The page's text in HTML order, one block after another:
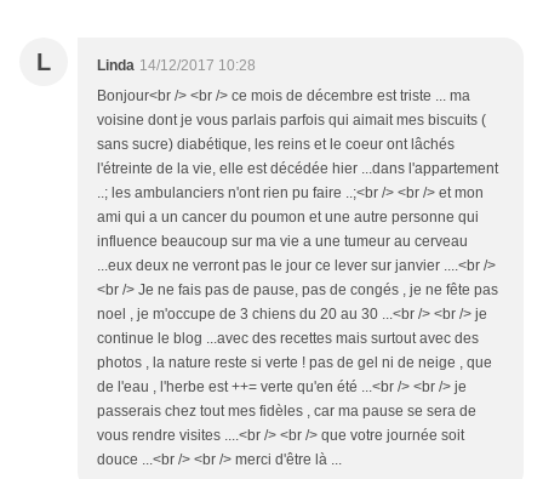
L Linda 14/12/2017 10:28
Bonjour<br /> <br /> ce mois de décembre est triste ... ma
voisine dont je vous parlais parfois qui aimait mes biscuits (
sans sucre) diabétique, les reins et le coeur ont lâchés
l'étreinte de la vie, elle est décédée hier ...dans l'appartement
..; les ambulanciers n'ont rien pu faire ..;<br /> <br /> et mon
ami qui a un cancer du poumon et une autre personne qui
influence beaucoup sur ma vie a une tumeur au cerveau
...eux deux ne verront pas le jour ce lever sur janvier ....<br />
<br /> Je ne fais pas de pause, pas de congés , je ne fête pas
noel , je m'occupe de 3 chiens du 20 au 30 ...<br /> <br /> je
continue le blog ...avec des recettes mais surtout avec des
photos , la nature reste si verte ! pas de gel ni de neige , que
de l'eau , l'herbe est ++= verte qu'en été ...<br /> <br /> je
passerais chez tout mes fidèles , car ma pause se sera de
vous rendre visites ....<br /> <br /> que votre journée soit
douce ...<br /> <br /> merci d'être là ...